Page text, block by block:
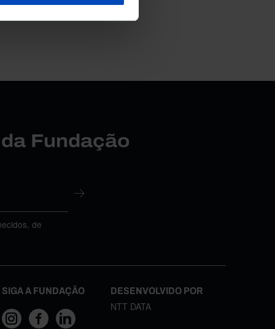
Fundação
de
SIGA A FUNDAÇÃO DESENVOLVIDO POR
NTT DATA